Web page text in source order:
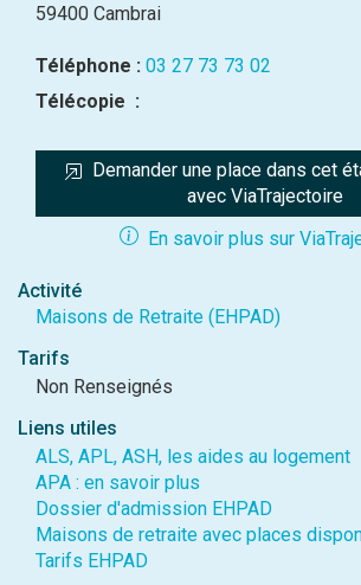
59400 Cambrai
Téléphone : 03 27 73 73 02
Télécopie :
Demander une place dans cet
avec ViaTrajectoire
En savoir plus sur
Activité
Maisons de Retraite (EHPAD)
Tarifs
Non Renseignés
Liens utiles
ALS, APL, ASH, les aides au logement
APA : en savoir plus
Dossier d'admission EHPAD
Maisons de retraite avec places
Tarifs EHPAD